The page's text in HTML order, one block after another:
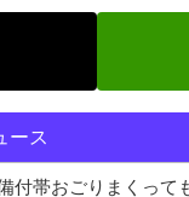
ース
付帯おごりまくっ